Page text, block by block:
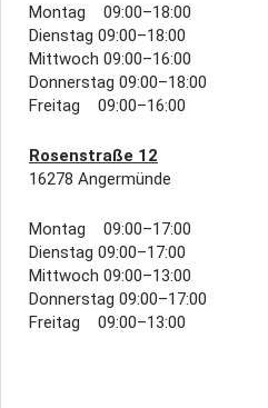
Montag 09:00–18:00
Dienstag 09:00–18:00
Mittwoch 09:00–16:00
Donnerstag 09:00–18:00
Freitag 09:00–16:00
Rosenstraße 12
16278 Angermünde
Montag 09:00–17:00
Dienstag 09:00–17:00
Mittwoch 09:00–13:00
Donnerstag 09:00–17:00
Freitag 09:00–13:00